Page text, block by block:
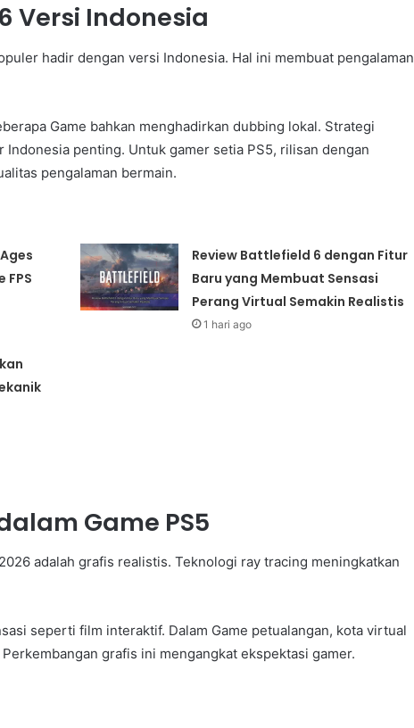
Versi Indonesia
hadir dengan versi Indonesia. Hal ini membuat pengalaman
Game bahkan menghadirkan dubbing lokal. Strategi
penting. Untuk gamer setia PS5, rilisan dengan
pengalaman bermain.
FPS
Review Battlefield 6 dengan Fitur
Baru yang Membuat Sensasi
Perang Virtual Semakin Realistis
1 hari ago
Game PS5
adalah grafis realistis. Teknologi ray tracing meningkatkan
seperti film interaktif. Dalam Game petualangan, kota virtual
grafis ini mengangkat ekspektasi gamer.